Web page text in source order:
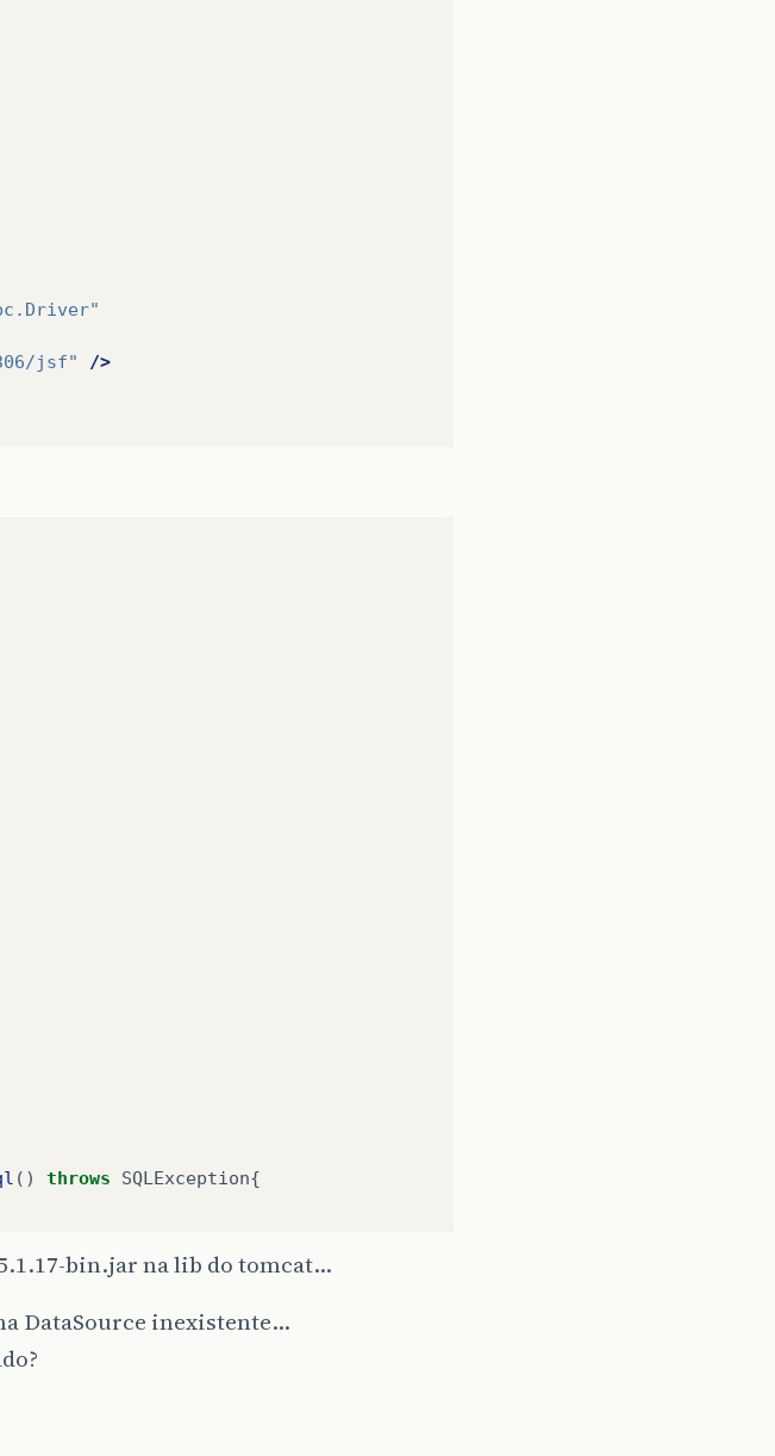
jsf" />
() throws SQLException{
("DataSource inexistente");
bin.jar na lib do tomcat…
DataSource inexistente…